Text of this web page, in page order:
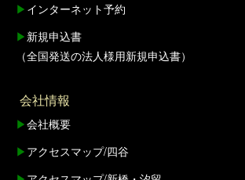
▶ インターネット予約
▶ 新規申込書
（全国発送の法人様用新規申込書）
会社情報
▶会社概要
▶ アクセスマップ/四谷